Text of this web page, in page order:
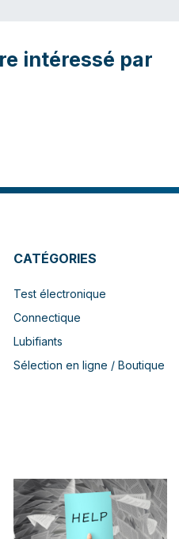
intéressé par
CATÉGORIES
Test électronique
Connectique
Lubifiants
Sélection en ligne / Boutique